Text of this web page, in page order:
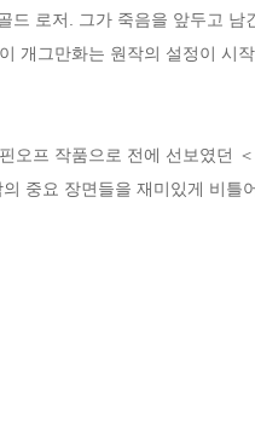
드 로저. 그가 죽음을 앞두고
개그만화는 원작의 설정이 시
오프 작품으로 전에 선보였던
중요 장면들을 재미있게 비틀